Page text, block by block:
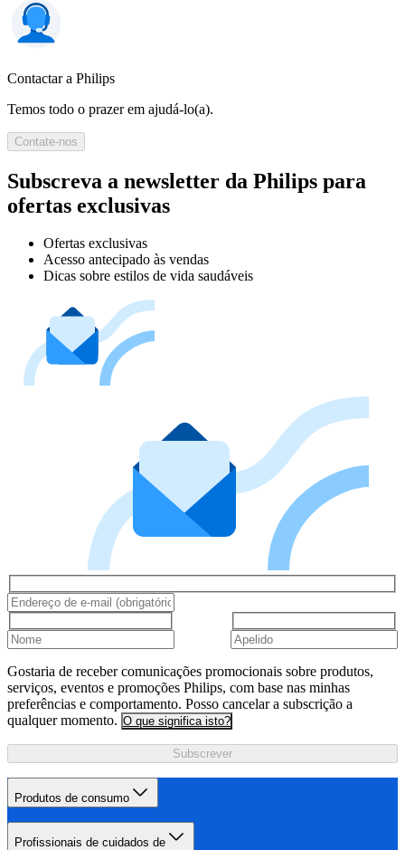
Contactar a Philips
Temos todo o prazer em ajudá-lo(a).
Contate-nos
Subscreva a newsletter da Philips para
ofertas exclusivas
Ofertas exclusivas
Acesso antecipado às vendas
Dicas sobre estilos de vida saudáveis
Gostaria de receber comunicações promocionais sobre produtos,
serviços, eventos e promoções Philips, com base nas minhas
preferências e comportamento. Posso cancelar a subscrição a
qualquer momento. O que significa isto?
Subscrever
Produtos de consumo
Profissionais de cuidados de